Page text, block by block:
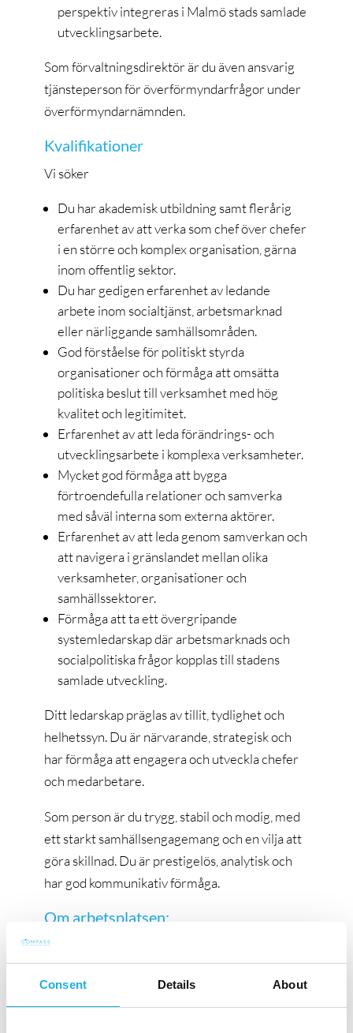
Consent Details About
perspektiv integreras i Malmö stads samlade
utvecklingsarbete.
Som förvaltningsdirektör är du även ansvarig
tjänsteperson för överförmyndarfrågor under
överförmyndarnämnden.
Kvalifikationer
Vi söker
Du har akademisk utbildning samt flerårig
erfarenhet av att verka som chef över chefer
i en större och komplex organisation, gärna
inom offentlig sektor.
Du har gedigen erfarenhet av ledande
arbete inom socialtjänst, arbetsmarknad
eller närliggande samhällsområden.
God förståelse för politiskt styrda
organisationer och förmåga att omsätta
politiska beslut till verksamhet med hög
kvalitet och legitimitet.
Erfarenhet av att leda förändrings- och
utvecklingsarbete i komplexa verksamheter.
Mycket god förmåga att bygga
förtroendefulla relationer och samverka
med såväl interna som externa aktörer.
Erfarenhet av att leda genom samverkan och
att navigera i gränslandet mellan olika
verksamheter, organisationer och
samhällssektorer.
Förmåga att ta ett övergripande
systemledarskap där arbetsmarknads och
socialpolitiska frågor kopplas till stadens
samlade utveckling.
Ditt ledarskap präglas av tillit, tydlighet och
helhetssyn. Du är närvarande, strategisk och
har förmåga att engagera och utveckla chefer
och medarbetare.
Som person är du trygg, stabil och modig, med
ett starkt samhällsengagemang och en vilja att
göra skillnad. Du är prestigelös, analytisk och
har god kommunikativ förmåga.
Om arbetsplatsen:
Detta är ett av Malmös mest komplexa och
betydelsefulla chefsuppdrag – med stora
möjligheter att påverka stadens utveckling och
människors livsvillkor.